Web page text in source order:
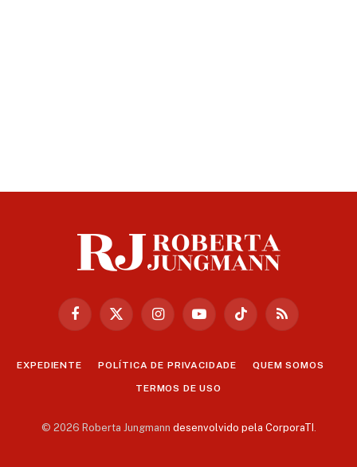
Facebook
X
InstagramYouTubeTikTok RSS
EXPEDIENTE POLÍTICA DE PRIVACIDADE QUEM SOMOS
TERMOS DE USO
© 2026 Roberta Jungmann desenvolvido pela CorporaTI .